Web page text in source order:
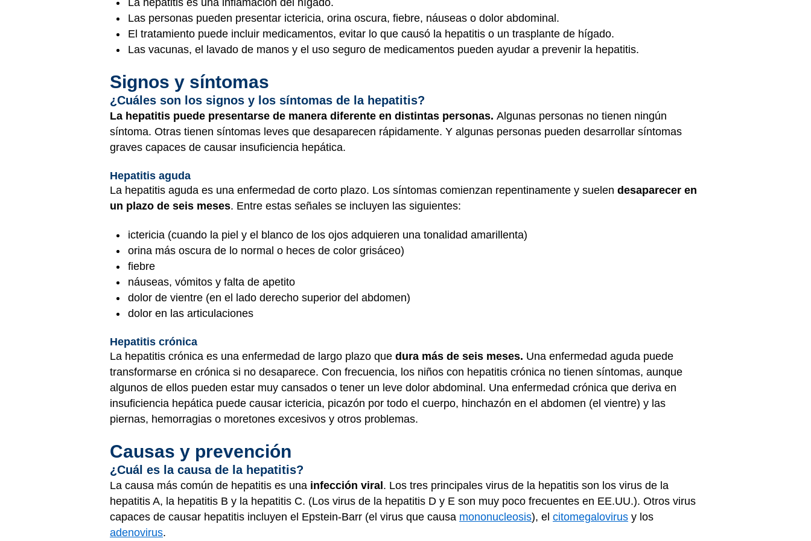
Las personas pueden presentar ictericia, orina oscura, fiebre, náuseas o dolor abdominal.
El tratamiento puede incluir medicamentos, evitar lo que causó la hepatitis o un trasplante de hígado.
Las vacunas, el lavado de manos y el uso seguro de medicamentos pueden ayudar a prevenir la hepatitis.
Signos y síntomas
¿Cuáles son los signos y los síntomas de la hepatitis?
La hepatitis puede presentarse de manera diferente en distintas personas. Algunas personas no tienen ningún
síntoma. Otras tienen síntomas leves que desaparecen rápidamente. Y algunas personas pueden desarrollar síntomas
graves capaces de causar insuficiencia hepática.
Hepatitis aguda
La hepatitis aguda es una enfermedad de corto plazo. Los síntomas comienzan repentinamente y suelen desaparecer en
un plazo de seis meses. Entre estas señales se incluyen las siguientes:
ictericia (cuando la piel y el blanco de los ojos adquieren una tonalidad amarillenta)
orina más oscura de lo normal o heces de color grisáceo)
fiebre
náuseas, vómitos y falta de apetito
dolor de vientre (en el lado derecho superior del abdomen)
dolor en las articulaciones
Hepatitis crónica
La hepatitis crónica es una enfermedad de largo plazo que dura más de seis meses. Una enfermedad aguda puede
transformarse en crónica si no desaparece. Con frecuencia, los niños con hepatitis crónica no tienen síntomas, aunque
algunos de ellos pueden estar muy cansados o tener un leve dolor abdominal. Una enfermedad crónica que deriva en
insuficiencia hepática puede causar ictericia, picazón por todo el cuerpo, hinchazón en el abdomen (el vientre) y las
piernas, hemorragias o moretones excesivos y otros problemas.
Causas y prevención
¿Cuál es la causa de la hepatitis?
La causa más común de hepatitis es una infección viral . Los tres principales virus de la hepatitis son los virus de la
hepatitis A, la hepatitis B y la hepatitis C. (Los virus de la hepatitis D y E son muy poco frecuentes en EE.UU.). Otros virus
capaces de causar hepatitis incluyen el Epstein-Barr (el virus que causa mononucleosis), el citomegalovirus y los
adenovirus.